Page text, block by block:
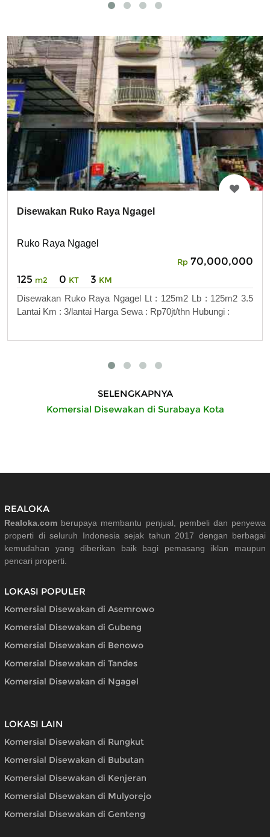
Disewakan Ruko Raya Ngagel
Ruko Raya Ngagel
Rp 70,000,000
125 m2 0 KT 3 KM
Disewakan Ruko Raya Ngagel Lt : 125m2 Lb : 125m2 3.5
Lantai Km : 3/lantai Harga Sewa : Rp70jt/thn Hubungi :
SELENGKAPNYA
Komersial Disewakan di Surabaya Kota
REALOKA
Realoka.com berupaya membantu penjual, pembeli dan penyewa
properti di seluruh Indonesia sejak tahun 2017 dengan berbagai
kemudahan yang diberikan baik bagi pemasang iklan maupun
pencari properti.
LOKASI POPULER
Komersial Disewakan di Asemrowo
Komersial Disewakan di Gubeng
Komersial Disewakan di Benowo
Komersial Disewakan di Tandes
Komersial Disewakan di Ngagel
LOKASI LAIN
Komersial Disewakan di Rungkut
Komersial Disewakan di Bubutan
Komersial Disewakan di Kenjeran
Komersial Disewakan di Mulyorejo
Komersial Disewakan di Genteng